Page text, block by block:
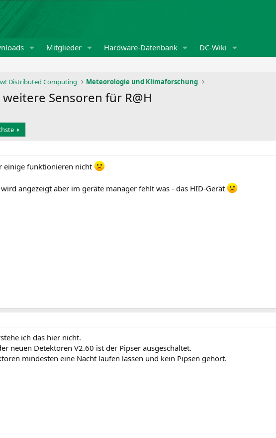
Mitglieder Hardware-Datenbank DC-Wiki
Distributed Computing Meteorologie und Klimaforschung
Sensoren für R@H
einige funktionieren nicht
angezeigt aber im geräte manager fehlt was - das HID-Gerät
ich das hier nicht.
neuen Detektoren V2.60 ist der Pipser ausgeschaltet.
mindesten eine Nacht laufen lassen und kein Pipsen gehört.